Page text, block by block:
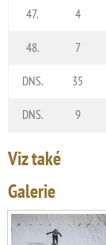
47. 4
48. 7
DNS. 35
DNS. 9
Viz také
Galerie